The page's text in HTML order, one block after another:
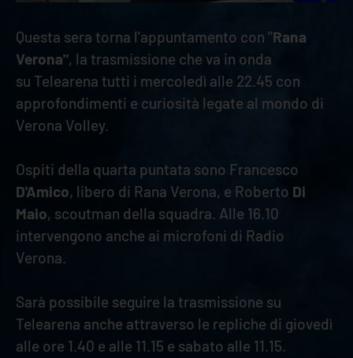
Questa sera torna l'appuntamento con "Rana
Verona", la trasmissione che va in onda
su Telearena tutti i mercoledì alle 22.45 con
approfondimenti e curiosità legate al mondo di
Verona Volley.
Ospiti della quarta puntata sono Francesco
D'Amico, libero di Rana Verona, e Roberto Di
Maio, scoutman della squadra. Alle 16.10
intervengono anche ai microfoni di Radio
Verona.
Sarà possibile seguire la trasmissione su
Telearena anche attraverso le repliche di giovedì
alle ore 1.40 e alle 11.15 e sabato alle 11.15.